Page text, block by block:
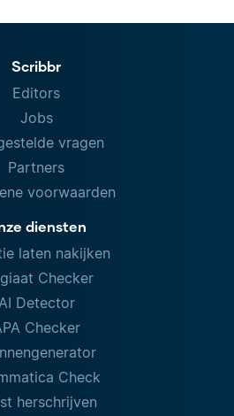
Scribbr
Editors
Jobs
vragen
Partners
voorwaarden
diensten
laten nakijken
Checker
AI Detector
Checker
Check
herschrijven